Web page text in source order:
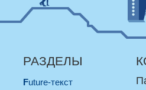
РАЗДЕЛЫ
Future-текст